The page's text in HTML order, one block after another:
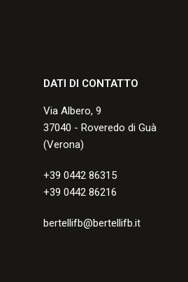
DATI DI CONTATTO
Via Albero, 9
37040 - Roveredo di Guà
(Verona)
+39 0442 86315
+39 0442 86216
bertellifb@bertellifb.it